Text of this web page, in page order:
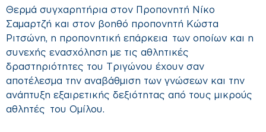
Θερμά συγχαρητήρια στον Προπονητή Νίκο
Σαμαρτζή και στον βοηθό προπονητή Κώστα
Ριτσώνη, η προπονητική επάρκεια των οποίων και η
συνεχής ενασχόληση με τις αθλητικές
δραστηριότητες του Τριγώνου έχουν σαν
αποτέλεσμα την αναβάθμιση των γνώσεων και την
ανάπτυξη εξαιρετικής δεξιότητας από τους μικρούς
αθλητές του Ομίλου.